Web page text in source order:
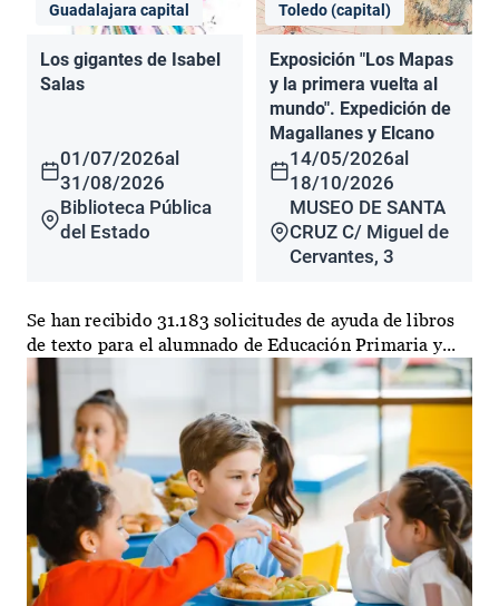
Guadalajara capital
Los gigantes de Isabel
Salas
01/07/2026al
31/08/2026
Biblioteca Pública
del Estado
Toledo (capital)
Exposición "Los Mapas
y la primera vuelta al
mundo". Expedición de
Magallanes y Elcano
14/05/2026al
18/10/2026
MUSEO DE SANTA
CRUZ C/ Miguel de
Cervantes, 3
Se han recibido 31.183 solicitudes de ayuda de libros
de texto para el alumnado de Educación Primaria y...